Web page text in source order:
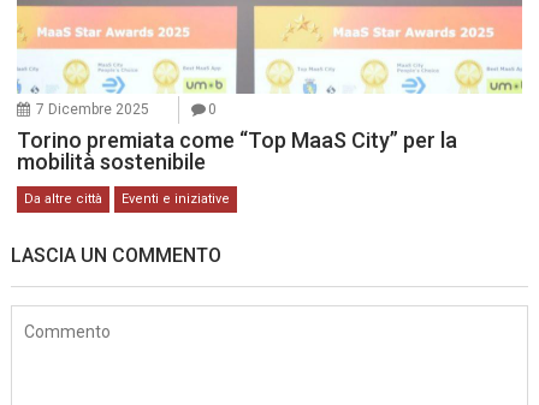
7 Dicembre 2025 0
Torino premiata come “Top MaaS City” per la
mobilità sostenibile
Da altre città Eventi e iniziative
LASCIA UN COMMENTO